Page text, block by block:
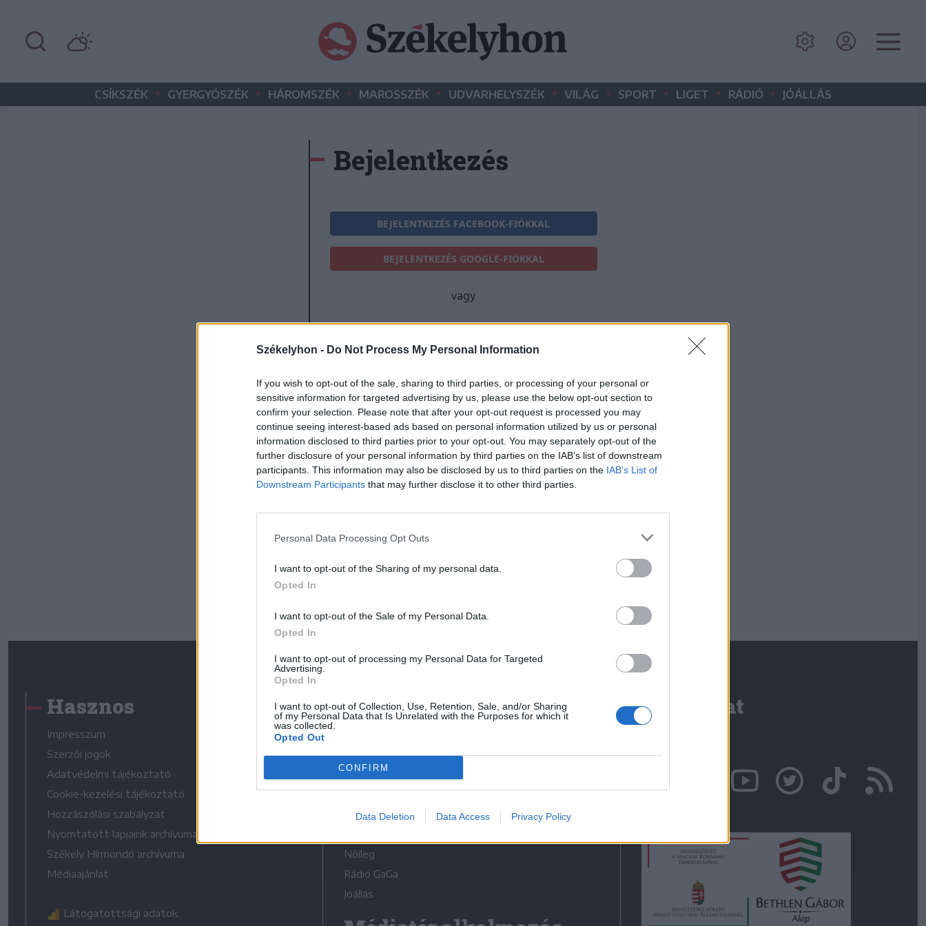
Székelyhon - Do Not Process My Personal Information
If you wish to opt-out of the sale, sharing to third parties, or processing of your personal or
sensitive information for targeted advertising by us, please use the below opt-out section to
confirm your selection. Please note that after your opt-out request is processed you may
continue seeing interest-based ads based on personal information utilized by us or personal
information disclosed to third parties prior to your opt-out. You may separately opt-out of the
further disclosure of your personal information by third parties on the IAB’s list of downstream
participants. This information may also be disclosed by us to third parties on the IAB’s List of
Downstream Participants that may further disclose it to other third parties.
Personal Data Processing Opt Outs
I want to opt-out of the Sharing of my personal data.
Opted In
I want to opt-out of the Sale of my Personal Data.
Opted In
I want to opt-out of processing my Personal Data for Targeted
Advertising.
Opted In
I want to opt-out of Collection, Use, Retention, Sale, and/or Sharing
of my Personal Data that Is Unrelated with the Purposes for which it
was collected.
Opted Out
CONFIRM
Data Deletion Data Access Privacy Policy
CSÍKSZÉK • GYERGYÓSZÉK • HÁROMSZÉK • MAROSSZÉK • UDVARHELYSZÉK • VILÁG • SPORT • LIGET • RÁDIÓ • JÓÁLLÁS
Bejelentkezés
BEJELENTKEZÉS FACEBOOK-FIÓKKAL
BEJELENTKEZÉS GOOGLE-FIÓKKAL
vagy
E-mail-cím
Jelszó
Elfelejtette a jelszavát?
BEJELENTKEZÉS
Hasznos
Impresszum
Szerzői jogok
Adatvédelmi tájékoztató
Cookie-kezelési tájékoztató
Hozzászólási szabályzat
Nyomtatott lapjaink archívuma
Székely Hírmondó archívuma
Médiaajánlat
Látogatottsági adatok
Médiatér
Liget
Krónika
Bihari Napló
Erdélyi Napló
Nőileg
Rádió GaGa
Jóállás
Kapcsolat